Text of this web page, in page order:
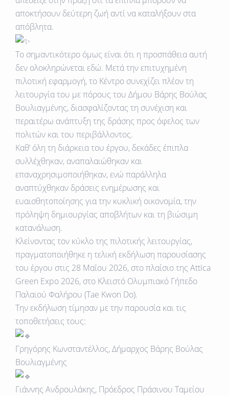
αποκτήσουν δεύτερη ζωή αντί να καταλήξουν στα
απόβλητα.
Το σημαντικότερο όμως είναι ότι η προσπάθεια αυτή
δεν ολοκληρώνεται εδώ. Μετά την επιτυχημένη
πιλοτική εφαρμογή, το Κέντρο συνεχίζει πλέον τη
λειτουργία του με πόρους του Δήμου Βάρης Βούλας
Βουλιαγμένης, διασφαλίζοντας τη συνέχιση και
περαιτέρω ανάπτυξη της δράσης προς όφελος των
πολιτών και του περιβάλλοντος.
Καθ’ όλη τη διάρκεια του έργου, δεκάδες έπιπλα
συλλέχθηκαν, αναπαλαιώθηκαν και
επαναχρησιμοποιήθηκαν, ενώ παράλληλα
αναπτύχθηκαν δράσεις ενημέρωσης και
ευαισθητοποίησης για την κυκλική οικονομία, την
πρόληψη δημιουργίας αποβλήτων και τη βιώσιμη
κατανάλωση.
Κλείνοντας τον κύκλο της πιλοτικής λειτουργίας,
πραγματοποιήθηκε η τελική εκδήλωση παρουσίασης
του έργου στις 28 Μαΐου 2026, στο πλαίσιο της Attica
Green Expo 2026, στο Κλειστό Ολυμπιακό Γήπεδο
Παλαιού Φαλήρου (Tae Kwon Do).
Την εκδήλωση τίμησαν με την παρουσία και τις
τοποθετήσεις τους:
Γρηγόρης Κωνσταντέλλος, Δήμαρχος Βάρης Βούλας
Βουλιαγμένης
Γιάννης Ανδρουλάκης, Πρόεδρος Πράσινου Ταμείου